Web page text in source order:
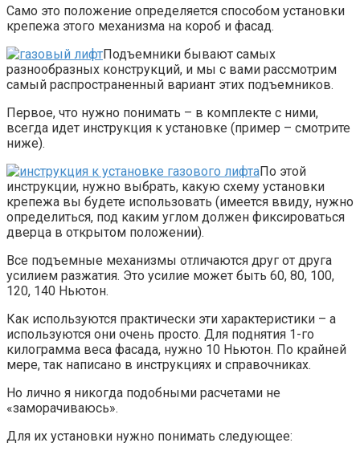
Само это положение определяется способом установки
крепежа этого механизма на короб и фасад.
Подъемники бывают самых
разнообразных конструкций, и мы с вами рассмотрим
самый распространенный вариант этих подъемников.
Первое, что нужно понимать – в комплекте с ними,
всегда идет инструкция к установке (пример – смотрите
ниже).
По этой
инструкции, нужно выбрать, какую схему установки
крепежа вы будете использовать (имеется ввиду, нужно
определиться, под каким углом должен фиксироваться
дверца в открытом положении).
Все подъемные механизмы отличаются друг от друга
усилием разжатия. Это усилие может быть 60, 80, 100,
120, 140 Ньютон.
Как используются практически эти характеристики – а
используются они очень просто. Для поднятия 1-го
килограмма веса фасада, нужно 10 Ньютон. По крайней
мере, так написано в инструкциях и справочниках.
Но лично я никогда подобными расчетами не
«заморачиваюсь».
Для их установки нужно понимать следующее: